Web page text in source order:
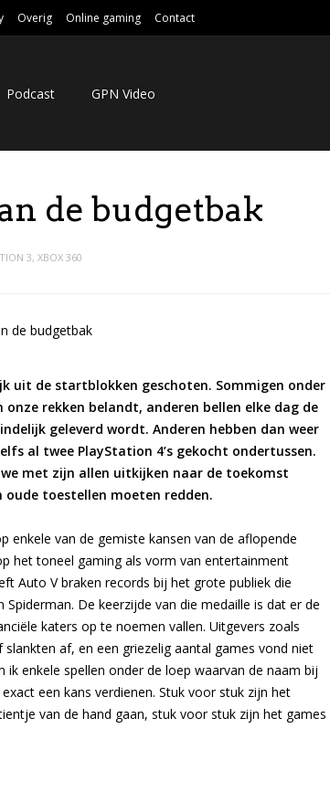
Overig Online gaming Contact
Podcast GPN Video
de budgetbak
3, XBOX 360
uit de startblokken geschoten. Sommigen onder
rekken belandt, anderen bellen elke dag de
geleverd wordt. Anderen hebben dan weer
al twee PlayStation 4’s gekocht ondertussen.
met zijn allen uitkijken naar de toekomst
toestellen moeten redden.
enkele van de gemiste kansen van de aflopende
het toneel gaming als vorm van entertainment
Auto V braken records bij het grote publiek die
De keerzijde van die medaille is dat er de
katers op te noemen vallen. Uitgevers zoals
af, en een griezelig aantal games vond niet
enkele spellen onder de loep waarvan de naam bij
een kans verdienen. Stuk voor stuk zijn het
van de hand gaan, stuk voor stuk zijn het games